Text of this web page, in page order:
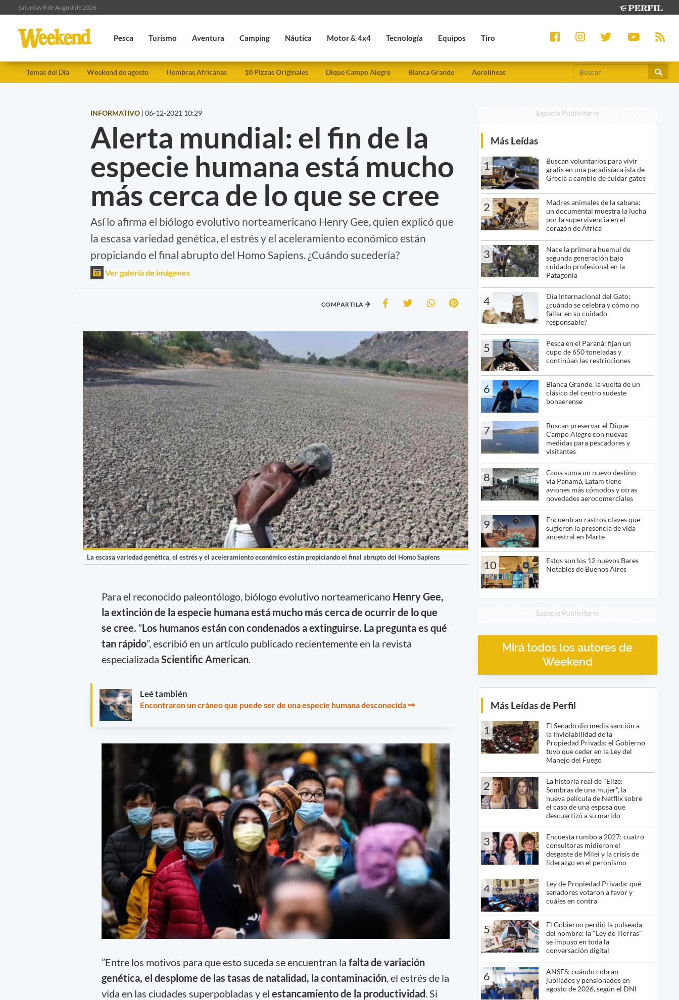
Saturday 8 de August de 2026
Pesca Turismo Aventura Camping Náutica Motor & 4x4 Tecnología Equipos Tiro
Temas del Día Weekend de agosto Hembras Africanas 10 Pizzas Originales Dique Campo Alegre Blanca Grande Aerolíneas
INFORMATIVO | 06-12-2021 10:29
Alerta mundial: el fin de la
especie humana está mucho
más cerca de lo que se cree
Así lo afirma el biólogo evolutivo norteamericano Henry Gee, quien explicó que
la escasa variedad genética, el estrés y el aceleramiento económico están
propiciando el final abrupto del Homo Sapiens. ¿Cuándo sucedería?
Ver galería de imágenes
COMPARTILA
La escasa variedad genética, el estrés y el aceleramiento económico están propiciando el final abrupto del Homo Sapiens
Para el reconocido paleontólogo, biólogo evolutivo norteamericano Henry Gee,
la extinción de la especie humana está mucho más cerca de ocurrir de lo que
se cree. ”Los humanos están con condenados a extinguirse. La pregunta es qué
tan rápido”, escribió en un artículo publicado recientemente en la revista
especializada Scientific American.
Leé también
Encontraron un cráneo que puede ser de una especie humana desconocida
”Entre los motivos para que esto suceda se encuentran la falta de variación
genética, el desplome de las tasas de natalidad, la contaminación, el estrés de la
vida en las ciudades superpobladas y el estancamiento de la productividad . Si
Espacio Publicitario
Más Leídas
1
Buscan voluntarios para vivir
gratis en una paradisíaca isla de
Grecia a cambio de cuidar gatos
2
Madres animales de la sabana:
un documental muestra la lucha
por la supervivencia en el
corazón de África
3
Nace la primera huemul de
segunda generación bajo
cuidado profesional en la
Patagonia
4
Día Internacional del Gato:
¿cuándo se celebra y cómo no
fallar en su cuidado
responsable?
5
Pesca en el Paraná: fijan un
cupo de 650 toneladas y
continúan las restricciones
6
Blanca Grande, la vuelta de un
clásico del centro sudeste
bonaerense
7
Buscan preservar el Dique
Campo Alegre con nuevas
medidas para pescadores y
visitantes
8
Copa suma un nuevo destino
vía Panamá, Latam tiene
aviones más cómodos y otras
novedades aerocomerciales
9
Encuentran rastros claves que
sugieren la presencia de vida
ancestral en Marte
10
Estos son los 12 nuevos Bares
Notables de Buenos Aires
Espacio Publicitario
Mirá todos los autores de
Weekend
Más Leídas de Perfil
1
El Senado dio media sanción a
la Inviolabilidad de la
Propiedad Privada: el Gobierno
tuvo que ceder en la Ley del
Manejo del Fuego
2
La historia real de "Elize:
Sombras de una mujer", la
nueva película de Netflix sobre
el caso de una esposa que
descuartizó a su marido
3
Encuesta rumbo a 2027: cuatro
consultoras midieron el
desgaste de Milei y la crisis de
liderazgo en el peronismo
4
Ley de Propiedad Privada: qué
senadores votaron a favor y
cuáles en contra
5
El Gobierno perdió la pulseada
del nombre: la "Ley de Tierras"
se impuso en toda la
conversación digital
6
ANSES: cuándo cobran
jubilados y pensionados en
agosto de 2026, según el DNI